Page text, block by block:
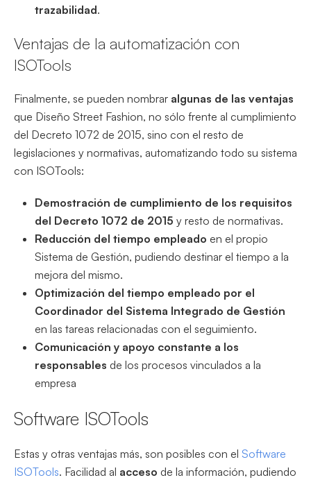
trazabilidad.
Ventajas de la automatización con
ISOTools
Finalmente, se pueden nombrar algunas de las ventajas
que Diseño Street Fashion, no sólo frente al cumplimiento
del Decreto 1072 de 2015, sino con el resto de
legislaciones y normativas, automatizando todo su sistema
con ISOTools:
Demostración de cumplimiento de los requisitos
del Decreto 1072 de 2015 y resto de normativas.
Reducción del tiempo empleado en el propio
Sistema de Gestión, pudiendo destinar el tiempo a la
mejora del mismo.
Optimización del tiempo empleado por el
Coordinador del Sistema Integrado de Gestión
en las tareas relacionadas con el seguimiento.
Comunicación y apoyo constante a los
responsables de los procesos vinculados a la
empresa
Software ISOTools
Estas y otras ventajas más, son posibles con el Software
ISOTools. Facilidad al acceso de la información, pudiendo